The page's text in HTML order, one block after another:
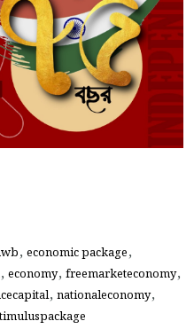
, economic package,
, economy, freemarketeconomy,
, nationaleconomy,